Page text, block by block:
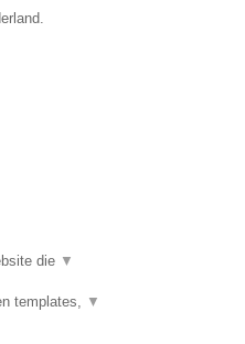
die ▼
templates, ▼